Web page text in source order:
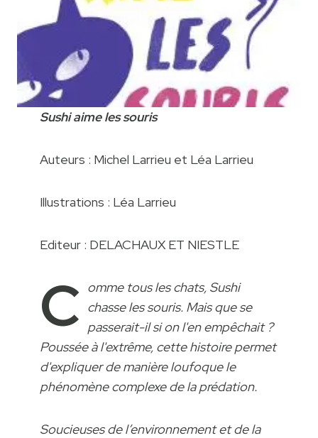
Sushi aime les souris
Auteurs : Michel Larrieu et Léa Larrieu
Illustrations : Léa Larrieu
Editeur : DELACHAUX ET NIESTLE
C omme tous les chats, Sushi
chasse les souris. Mais que se
passerait-il si on l'en empêchait ?
Poussée à l'extrême, cette histoire permet
d'expliquer de manière loufoque le
phénomène complexe de la prédation.
Soucieuses de l’environnement et de la